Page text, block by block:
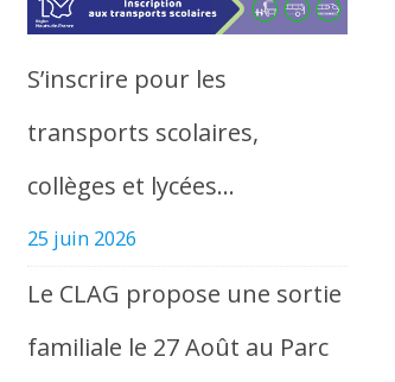
S’inscrire pour les
transports scolaires,
collèges et lycées…
25 juin 2026
Le CLAG propose une sortie
familiale le 27 Août au Parc